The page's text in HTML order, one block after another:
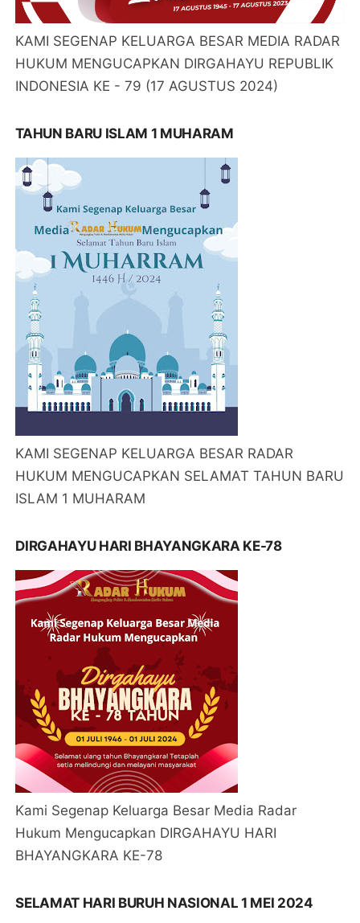
KAMI SEGENAP KELUARGA BESAR MEDIA RADAR
HUKUM MENGUCAPKAN DIRGAHAYU REPUBLIK
INDONESIA KE - 79 (17 AGUSTUS 2024)
TAHUN BARU ISLAM 1 MUHARAM
KAMI SEGENAP KELUARGA BESAR RADAR
HUKUM MENGUCAPKAN SELAMAT TAHUN BARU
ISLAM 1 MUHARAM
DIRGAHAYU HARI BHAYANGKARA KE-78
Kami Segenap Keluarga Besar Media Radar
Hukum Mengucapkan DIRGAHAYU HARI
BHAYANGKARA KE-78
SELAMAT HARI BURUH NASIONAL 1 MEI 2024